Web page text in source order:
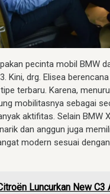
pecinta mobil BMW
Kini, drg. Elisea
terbaru. Karena,
mobilitasnya sebagai
aktifitas. Selain BMW
dan anggun juga
modern sesuai
Luncurkan New C3